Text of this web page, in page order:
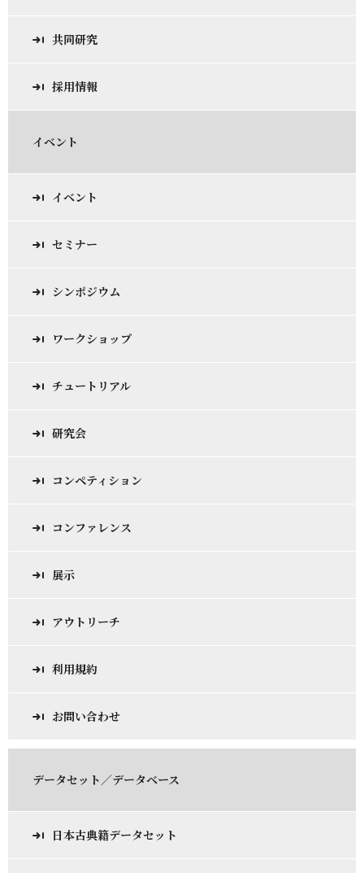
共同研究
採用情報
イベント
イベント
セミナー
シンポジウム
ワークショップ
チュートリアル
研究会
コンペティション
コンファレンス
展示
アウトリーチ
利用規約
お問い合わせ
データセット／データベース
日本古典籍データセット